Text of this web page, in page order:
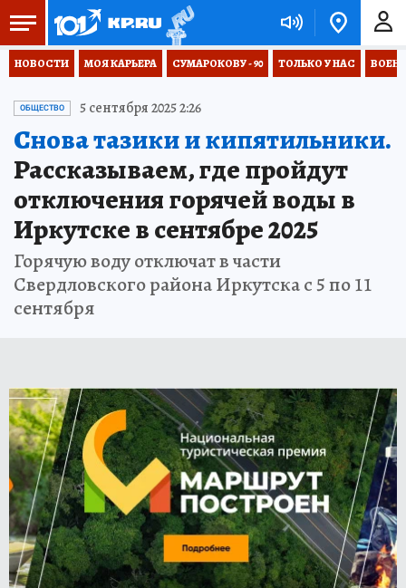
НОВОСТИ МОЯ КАРЬЕРА СУМАРОКОВУ - 90 ТОЛЬКО У НАС
ОБЩЕСТВО 5 сентября 2025 2:26
Снова тазики и кипятильники.
Рассказываем, где пройдут
отключения горячей воды в
Иркутске в сентябре 2025
Горячую воду отключат в части
Свердловского района Иркутска с 5 по 11
сентября